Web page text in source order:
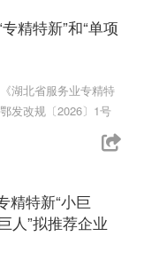
精特新”和“单项
湖北省服务业专精特
发改规〔2026〕1号
精特新“小巨
人”拟推荐企业